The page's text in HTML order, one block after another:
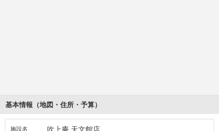
基本情報（地図・住所・予算）
施設名 吹上庵 天文館店